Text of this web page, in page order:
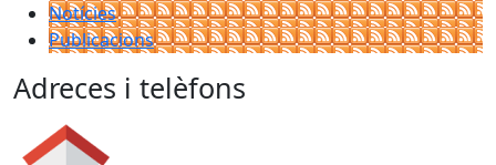
Notícies
Publicacions
Adreces i telèfons